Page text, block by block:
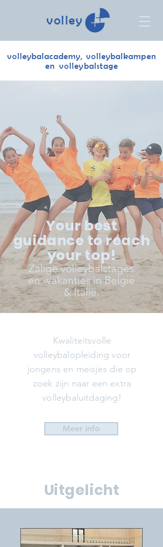
volley
volleybalacademy, volleybalkampen
en volleybalstage
Your best
guidance to reach
your top!
Zalige volleybalstages
en -vakanties in België
& Italië.
Kwaliteitsvolle
volleybalopleiding voor
jongens en meisjes die op
zoek zijn naar een extra
volleybaluitdaging!
Meer info
Uitgelicht